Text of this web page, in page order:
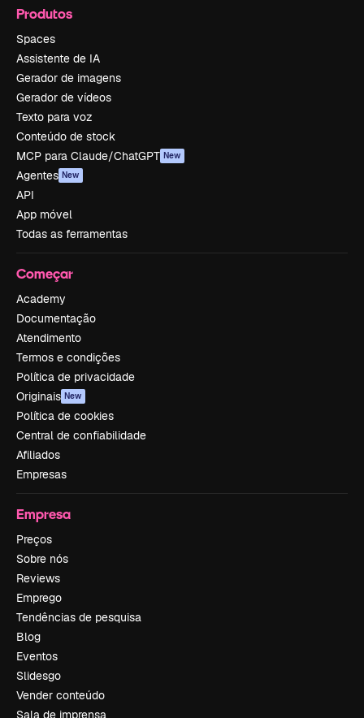
Produtos
Spaces
Assistente de IA
Gerador de imagens
Gerador de vídeos
Texto para voz
Conteúdo de stock
MCP para Claude/ChatGPT New
Agentes New
API
App móvel
Todas as ferramentas
Começar
Academy
Documentação
Atendimento
Termos e condições
Política de privacidade
Originais New
Política de cookies
Central de confiabilidade
Afiliados
Empresas
Empresa
Preços
Sobre nós
Reviews
Emprego
Tendências de pesquisa
Blog
Eventos
Slidesgo
Vender conteúdo
Sala de imprensa